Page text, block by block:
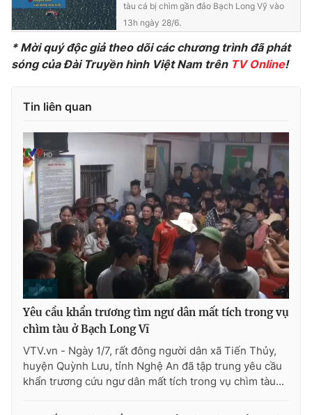
Thị trường
Tư vấn
Lịch phát sóng
Chuyên mục khác
Video Shorts video
VTV Money VTV Thể thao
VTV Sức khoẻ Bất động sản
Thị trường 24h Tấm lòng Việt
VTV4
VTV9 VTV8
tàu cá bị chìm gần đảo Bạch Long Vỹ vào
13h ngày 28/6.
* Mời quý độc giả theo dõi các chương trình đã phát
sóng của Đài Truyền hình Việt Nam trên TV Online!
Tin liên quan
Yêu cầu khẩn trương tìm ngư dân mất tích trong vụ
chìm tàu ở Bạch Long Vĩ
VTV.vn - Ngày 1/7, rất đông người dân xã Tiến Thủy,
huyện Quỳnh Lưu, tỉnh Nghệ An đã tập trung yêu cầu
khẩn trương cứu ngư dân mất tích trong vụ chìm tàu...